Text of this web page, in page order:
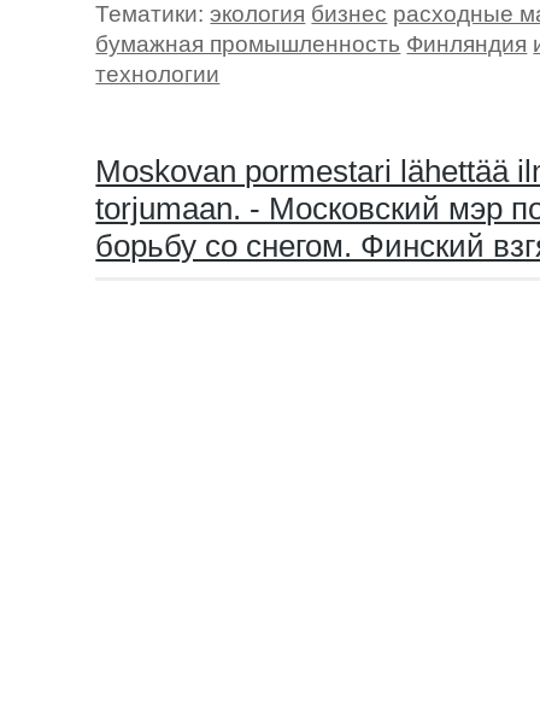
Тематики:экология бизнес расходные
бумажная промышленность Финляндия
технологии
Moskovan pormestari lähettää
torjumaan. - Московский мэр
борьбу со снегом. Финский